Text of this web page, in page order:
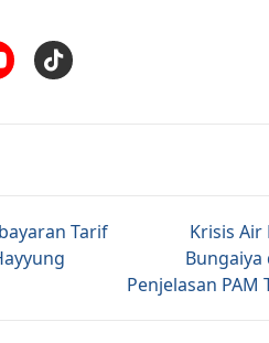
Tarif
Krisis Air
Bungaiya
Penjelasan